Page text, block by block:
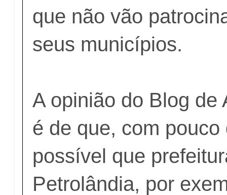
que não vão
seus municípios.
A opinião do Blog de
é de que, com pouco
possível que
Petrolândia, por